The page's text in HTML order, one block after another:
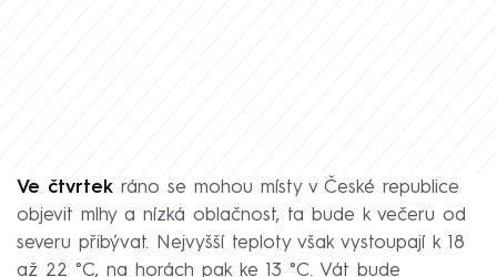
Ve čtvrtek ráno se mohou místy v České republice
objevit mlhy a nízká oblačnost, ta bude k večeru od
severu přibývat. Nejvyšší teploty však vystoupají k 18
až 22 °C, na horách pak ke 13 °C. Vát bude